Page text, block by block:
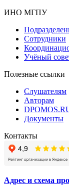
ИНО МГПУ
Сотрудники
Учёный
Полезные ссылки
Слушателям
Авторам
Документы
Контакты
Адрес и схема